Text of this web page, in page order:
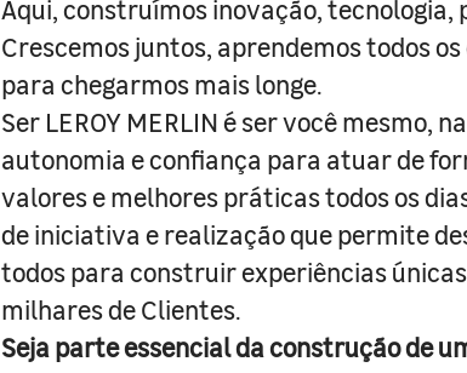
Aqui, construímos inovação, tecnologia,
Crescemos juntos, aprendemos todos
para chegarmos mais longe.
Ser LEROY MERLIN é ser você mesmo,
autonomia e confiança para atuar de
valores e melhores práticas todos os
de iniciativa e realização que permite
todos para construir experiências
milhares de Clientes.
Seja parte essencial da construção de